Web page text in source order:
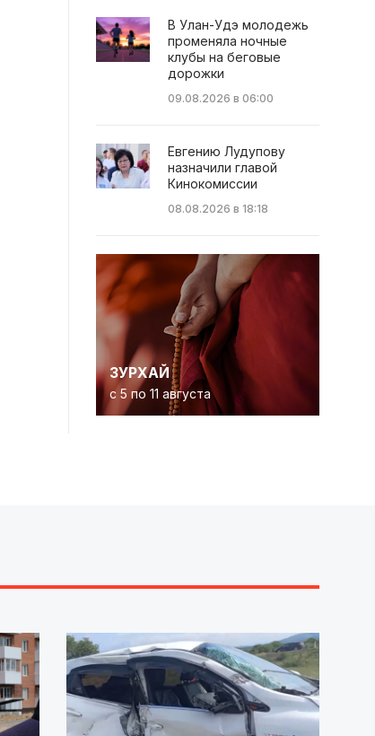
В Улан-Удэ молодежь
променяла ночные
клубы на беговые
дорожки
09.08.2026 в 06:00
Евгению Лудупову
назначили главой
Кинокомиссии
08.08.2026 в 18:18
ЗУРХАЙ
с 5 по 11 августа